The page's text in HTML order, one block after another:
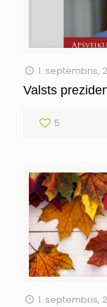
1. septembris,
Valsts
5
1. septembris,